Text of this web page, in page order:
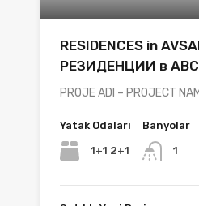
RESIDENCES in
РЕЗИДЕНЦИИ в
PROJE ADI – PROJECT
Yatak Odaları
1+1 2+1
Banyolar
1